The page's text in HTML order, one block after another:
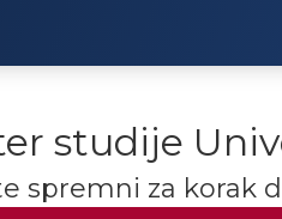
studije
spremni za korak